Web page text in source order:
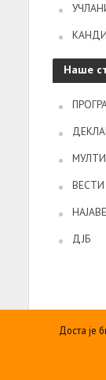
Наше
ВЕСТИ
НАЈАВЕ
ДЈБ
Доста је